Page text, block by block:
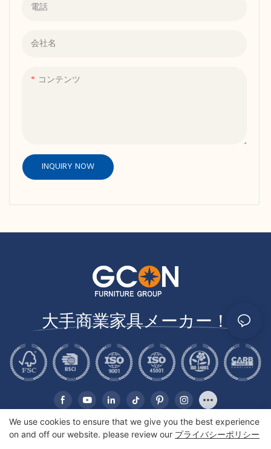
電話
会社名
コンテンツ
INQUIRY NOW
大手商業家具メーカー！
We use cookies to ensure that we give you the best experience
on and off our website. please review our プライバシーポリシー